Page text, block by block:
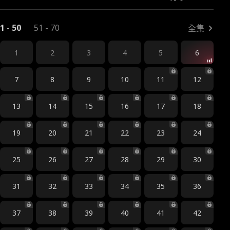
1 - 50 51 - 70 全集
1 2 3 4 5 6
7 8 9 10 11 12
13 14 15 16 17 18
19 20 21 22 23 24
25 26 27 28 29 30
31 32 33 34 35 36
37 38 39 40 41 42